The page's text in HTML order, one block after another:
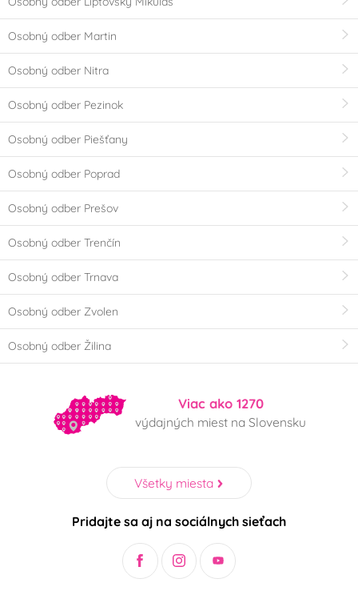
Osobný odber Martin
Osobný odber Nitra
Osobný odber Pezinok
Osobný odber Piešťany
Osobný odber Poprad
Osobný odber Prešov
Osobný odber Trenčín
Osobný odber Trnava
Osobný odber Zvolen
Osobný odber Žilina
Viac ako 1270
výdajných miest na Slovensku
Všetky miesta
Pridajte sa aj na sociálnych sieťach